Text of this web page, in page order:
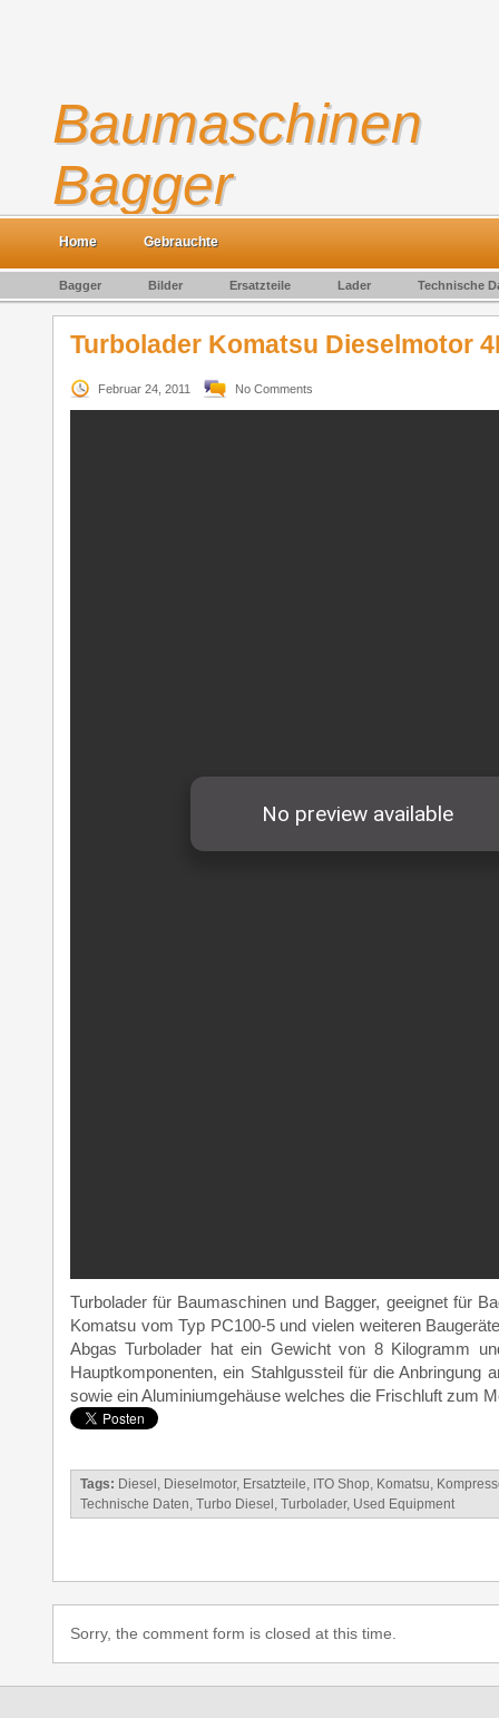
Baumaschinen
Bagger
Gebrauchte Baumaschinen kaufen und verkaufen
Home Gebrauchte
Bagger Bilder Ersatzteile Lader Technische
Turbolader Komatsu Dieselmotor
Februar 24, 2011 No Comments
Turbolader für Baumaschinen und Bagger, geeignet für
Komatsu vom Typ PC100-5 und vielen weiteren
Abgas Turbolader hat ein Gewicht von 8 Kilogramm
Hauptkomponenten, ein Stahlgussteil für die Anbringung
sowie ein Aluminiumgehäuse welches die Frischluft zum
Tags: Diesel , Dieselmotor, Ersatzteile, ITO Shop, Komatsu,
Technische Daten, Turbo Diesel , Turbolader, Used Equipment
Sorry, the comment form is closed at this time.